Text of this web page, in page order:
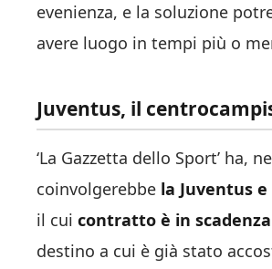
evenienza, e la soluzione
avere luogo in tempi più o
Juventus, il
‘La Gazzetta dello Sport’ ha,
coinvolgerebbe la Juventus e
il cui contratto è in
destino a cui è già stato